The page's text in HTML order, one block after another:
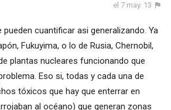
el 7 may. 13
cuantificar asi generalizando. Ya
Fukuyima, o lo de Rusia, Chernobil,
plantas nucleares funcionando que
Eso si, todas y cada una de
tóxicos que hay que enterrar en
al océano) que generan zonas